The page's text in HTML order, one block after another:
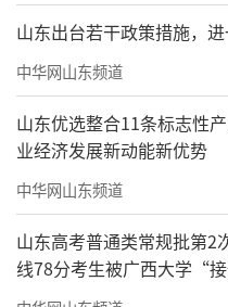
山东出台若干政策措施，
中华网山东频道
山东优选整合11条标志性
业经济发展新动能新优势
中华网山东频道
山东高考普通类常规批第2
线78分考生被广西大学“